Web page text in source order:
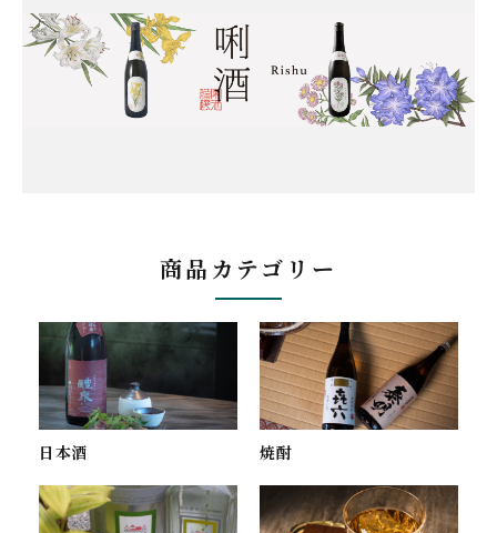
商品カテゴリー
日本酒 焼酎